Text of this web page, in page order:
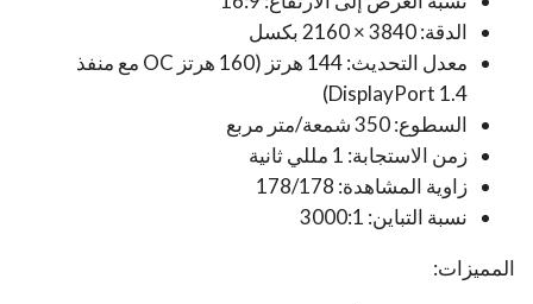
الدقة: 3840 × 2160 بكسل
معدل التحديث: 144 هرتز (160 هرتز OC مع منفذ
DisplayPort 1.4)
السطوع: 350 شمعة/متر مربع
زمن الاستجابة: 1 مللي ثانية
زاوية المشاهدة: 178/178
نسبة التباين: 3000:1
المميزات: